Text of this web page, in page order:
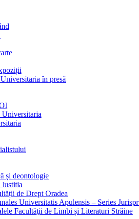
în presă
Universitaria
și deontologie
Iustitia
de Drept Oradea
Universitatis Apulensis – Series
Facultăţii de Limbi și Literaturi Străine